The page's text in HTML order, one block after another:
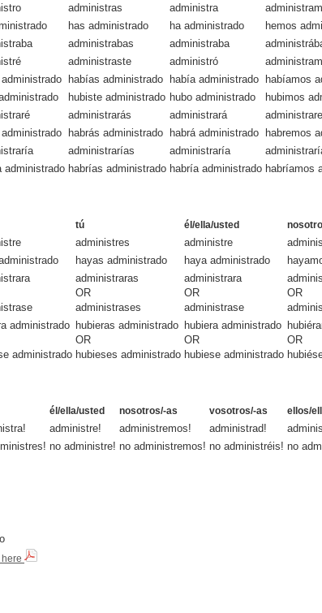
administras administra
has administrado ha administrado hemos
administrabas administraba
administraste administró
habías administrado había administrado habíamos
hubiste administrado hubo administrado hubimos
administrarás administrará
administrado habrás administrado habrá administrado habremos
administrarías administraría
administrado habrías administrado habría administrado habríamos
tú él/ella/usted
administres administre
hayas administrado haya administrado
administraras
OR
administrases
administrara
OR
administrase
OR
administrado
administrado
hubieras administrado
OR
hubieses administrado
hubiera administrado
OR
hubiese administrado
OR
él/ella/usted nosotros/-as vosotros/-as ellos/
administre! administremos! administrad!
no administre! no administremos! no administréis! no